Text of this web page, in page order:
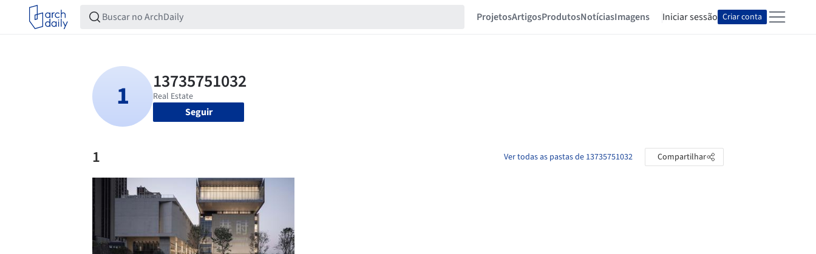
ProjetosArtigosProdutosNotíciasImagens Iniciar sessão Criar conta
Seguir
1 Ver todas as pastas de 13735751032 Compartilhar